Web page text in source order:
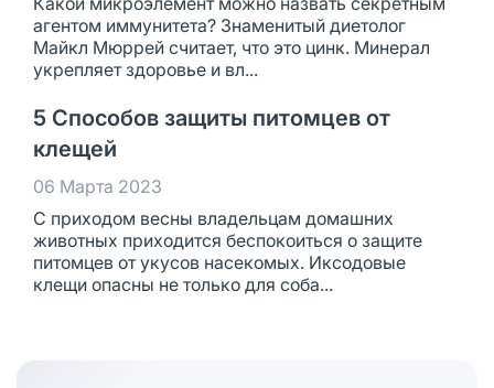
агентом иммунитета? Знаменитый диетолог
Майкл Мюррей считает, что это цинк. Минерал
укрепляет здоровье и вл...
5 Способов защиты питомцев от
клещей
06 Марта 2023
С приходом весны владельцам домашних
животных приходится беспокоиться о защите
питомцев от укусов насекомых. Иксодовые
клещи опасны не только для соба...